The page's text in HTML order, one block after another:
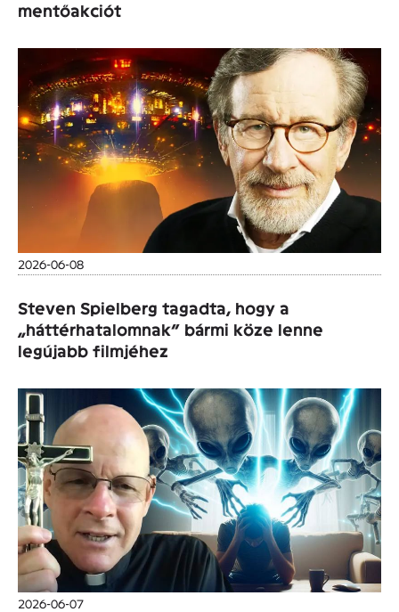
mentőakciót
2026-06-08
Steven Spielberg tagadta, hogy a
„háttérhatalomnak” bármi köze lenne
legújabb filmjéhez
2026-06-07